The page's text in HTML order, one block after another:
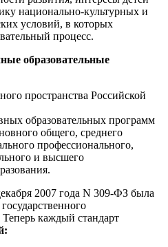
национально-культурных и
условий, в которых
процесс.
образовательные
пространства Российской
образовательных программ
общего, среднего
профессионального,
и высшего
2007 года N 309-ФЗ была
Теперь каждый стандарт